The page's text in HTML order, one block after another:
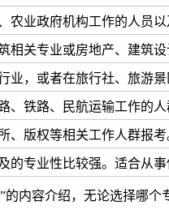
农业政府机构工作的人员
相关专业或房地产、建筑
业，或者在旅行社、旅游
、铁路、民航运输工作的人
、版权等相关工作人群报考
的专业性比较强。适合从
容介绍，无论选择哪个